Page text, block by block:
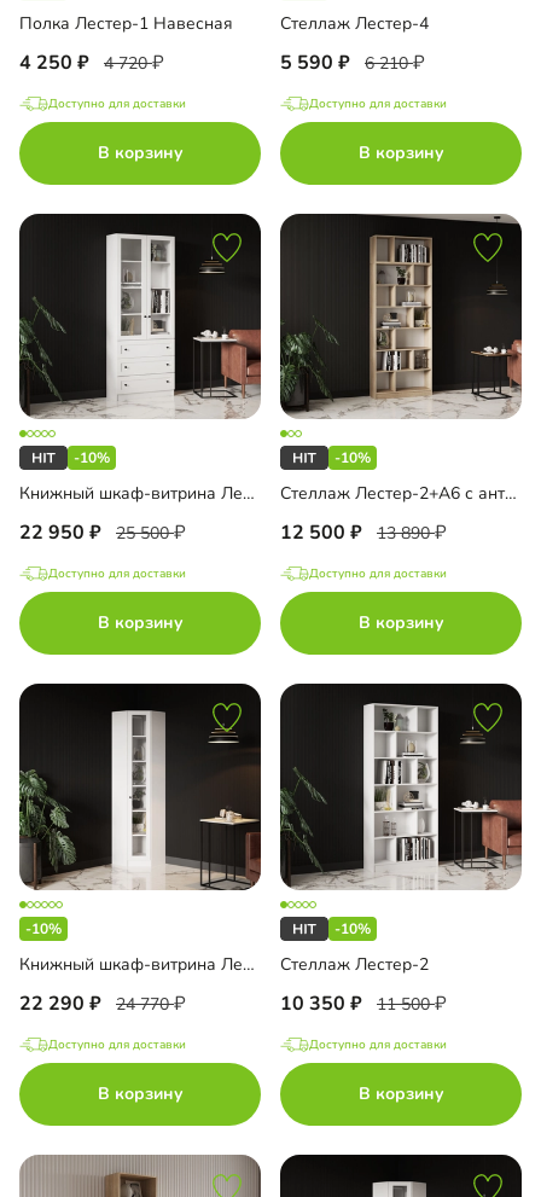
Полка Лестер-1 Навесная
4 250 4 720
Доступно для доставки
В корзину
Стеллаж Лестер-4
5 590 6 210
Доступно для доставки
В корзину
-10%
Книжный шкаф-витрина Лестер-7 с ящиками
22 950 25 500
Доступно для доставки
В корзину
-10%
Стеллаж Лестер-2+А6 с антресолью
12 500 13 890
Доступно для доставки
В корзину
-10%
Книжный шкаф-витрина Лестер-9-600 угловой
22 290 24 770
Доступно для доставки
В корзину
-10%
Стеллаж Лестер-2
10 350 11 500
Доступно для доставки
В корзину